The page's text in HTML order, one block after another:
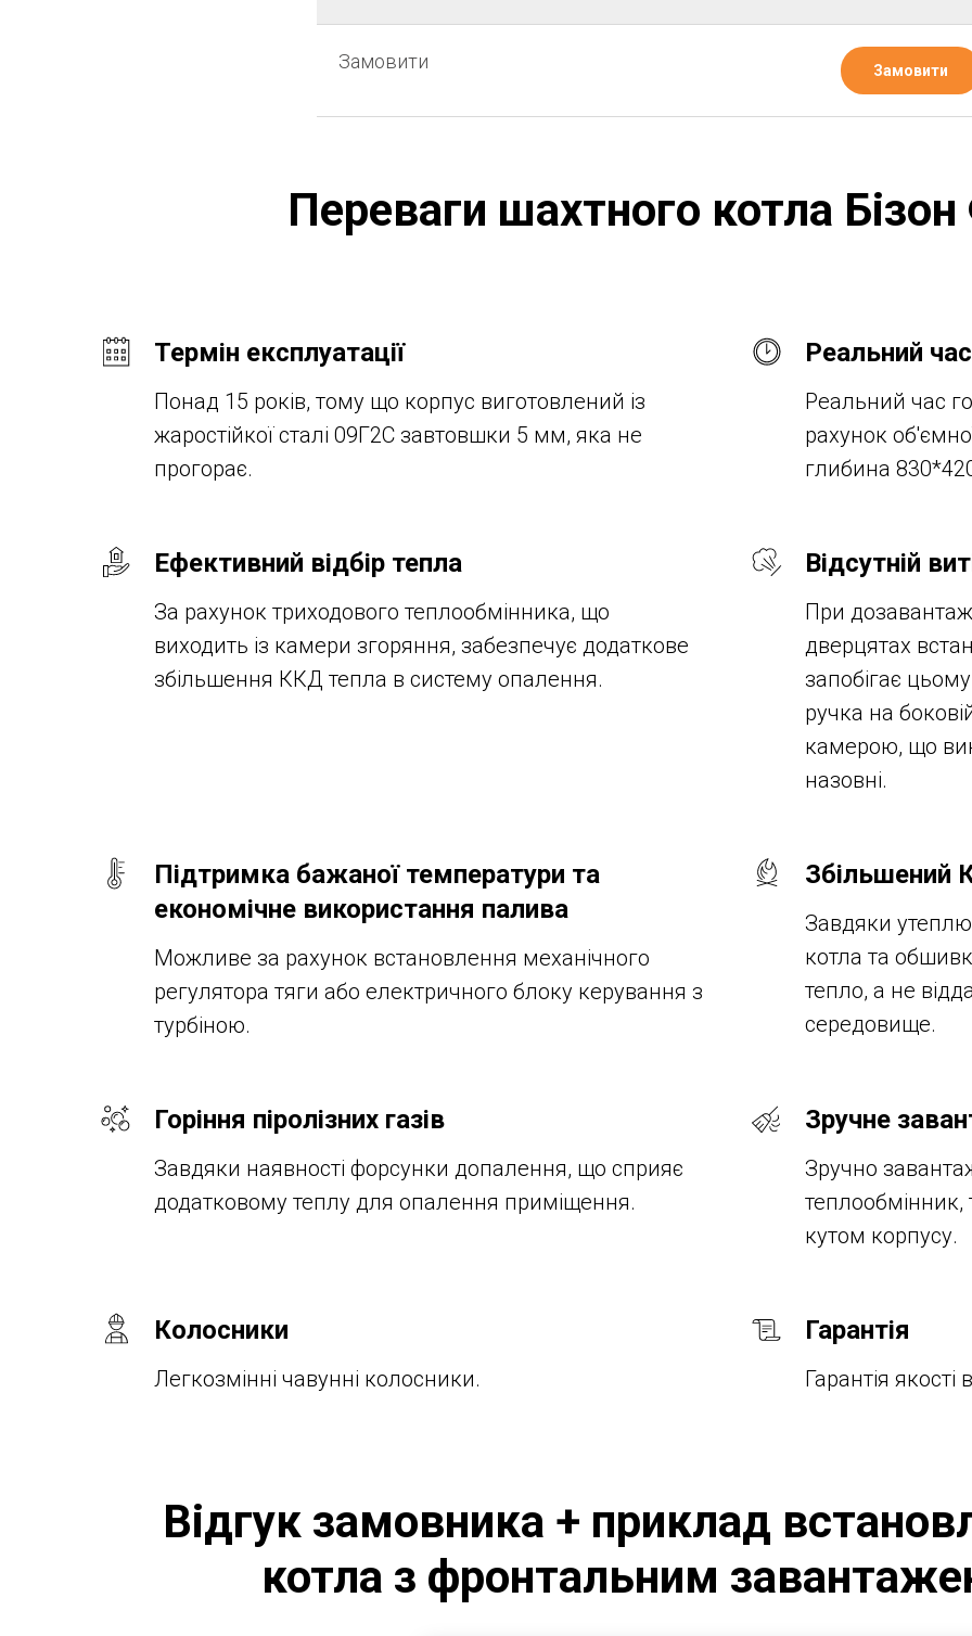
Замовити Замовити
Переваги шахтного котла
Термін експлуатації
Понад 15 років, тому що корпус виготовлений із
жаростійкої сталі 09Г2С завтовшки 5 мм, яка не
прогорає.
Реальний час
Реальний час
рахунок
глибина
Ефективний відбір тепла
За рахунок триходового теплообмінника, що
виходить із камери згоряння, забезпечує додаткове
збільшення ККД тепла в систему опалення.
Відсутній
При
дверцятах
запобігає
ручка на
камерою, що
назовні.
Підтримка бажаної температури та
економічне використання палива
Можливе за рахунок встановлення механічного
регулятора тяги або електричного блоку керування з
турбіною.
Збільшений
Завдяки
котла та
тепло, а не
середовище.
Горіння піролізних газів
Завдяки наявності форсунки допалення, що сприяє
додатковому теплу для опалення приміщення.
Зручне
Зручно
теплообмінник,
кутом корпусу.
Колосники
Легкозмінні чавунні колосники.
Гарантія
Гарантія якості
Відгук замовника + приклад
котла з фронтальним